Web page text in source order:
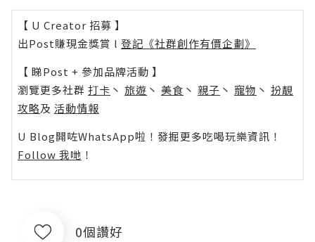
【 U Creator 招募 】
出Post賺現金獎賞 l 登記《社群創作有價企劃》
【 睇Post + 參加品牌活動 】
瀏覽更多社群 打卡 丶 旅遊 丶 美食 丶 親子 丶 寵物 丶 扮靚
攻略及 活動情報
U Blog開咗WhatsApp啦！發掘更多吃喝玩樂資訊！
Follow 我哋 ！
0個讚好